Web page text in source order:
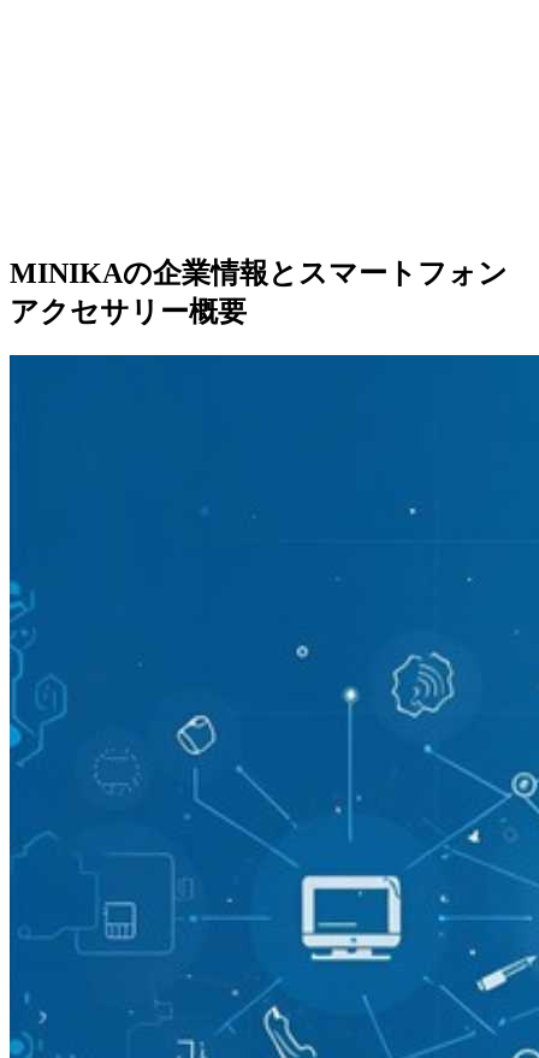
MINIKAの企業情報とスマートフォン
アクセサリー概要